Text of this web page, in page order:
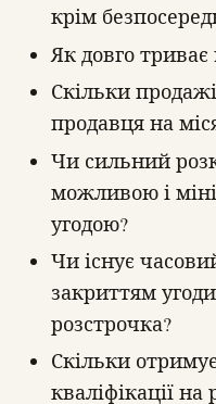
крім
Як довго
Скільки
продавця на
Чи сильний
можливою і
угодою?
Чи існує
закриттям
розстрочка?
Скільки
кваліфікації на